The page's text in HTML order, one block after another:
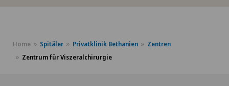
Home Spitäler Privatklinik Bethanien
Zentren
Zentrum für Viszeralchirurgie